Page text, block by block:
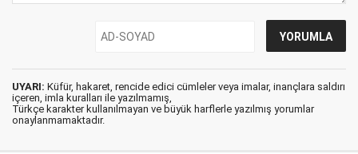
UYARI: Küfür, hakaret, rencide edici cümleler veya imalar, inançlara saldırı
içeren, imla kuralları ile yazılmamış,
Türkçe karakter kullanılmayan ve büyük harflerle yazılmış yorumlar
onaylanmamaktadır.